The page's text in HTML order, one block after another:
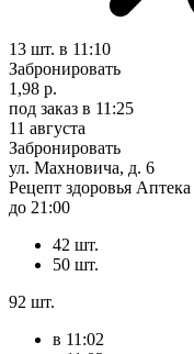
13 шт. в 11:10
Забронировать
1,98 р.
под заказ в 11:25
11 августа
Забронировать
ул. Махновича, д. 6
Рецепт здоровья
до 21:00
42 шт.
50 шт.
92 шт.
в 11:02